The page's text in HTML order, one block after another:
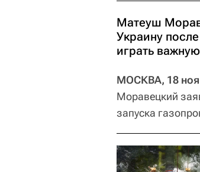
Матеуш
Украину
играть
МОСКВА, 18
Моравецкий
запуска